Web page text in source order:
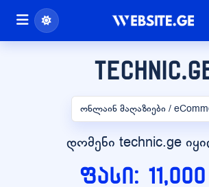
ონლაინ მაღაზიები /
დომენი technic.ge
ფასი: